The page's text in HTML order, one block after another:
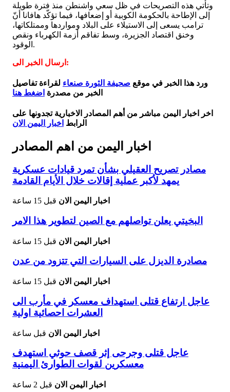
وتأتي هذه التصريحات في ظل سعي واشنطن منذ فترة طويلة
إلى الإطاحة بالحكومة الكوبية أو إضعافها، فيما تؤكّد هافانا أنّ
ترامب يسعى إلى الاستيلاء على البلاد ومواردها وممتلكاتها،
وخنق اقتصاد الجزيرة، وسط تفاقم أزمة الكهرباء ونقص
الوقود.
ارسال الخبر الى:
ورد هذا الخبر في موقع صحيفة الثورة صنعاء لقراءة تفاصيل
الخبر من مصدرة اضغط هنا
اخر اخبار اليمن مباشر من أهم المصادر الاخبارية تجدونها على
الرابط اخبار اليمن الان
اخبار اليمن من اهم المصادر
مصادر تصريح العقيلي بشأن تمرد قيادات عسكرية
يمهد لأكبر عملية إقالات خلال الأيام القادمة
اخبار اليمن الان قبل 15 ساعة
البخيتي يعلن تواصلهم مع الصين لتطوير هذا الامر
اخبار اليمن الان قبل 15 ساعة
مصادرة الديزل على السيارات التي تتزود من عدن
اخبار اليمن الان قبل 15 ساعة
عاجل ارتفاع قتلى استهداف معسكر في مأرب الى
العشرات احصائية اولية
اخبار اليمن الان قبل ساعة
عاجل قتلى وجرحى إثر قصف حوثي استهدف
معسكرين لقوات الطوارئ اليمنية
اخبار اليمن الان قبل 2 ساعة